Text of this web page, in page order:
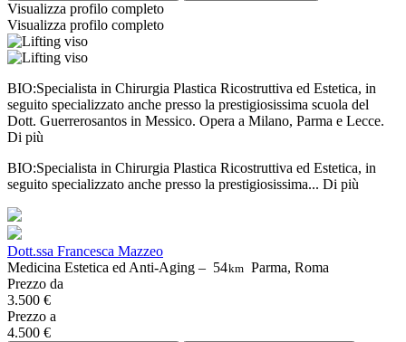
Visualizza profilo completo
Visualizza profilo completo
BIO:Specialista in Chirurgia Plastica Ricostruttiva ed Estetica, in
seguito specializzato anche presso la prestigiosissima scuola del
Dott. Guerrerosantos in Messico. Opera a Milano, Parma e Lecce.
Di più
BIO:Specialista in Chirurgia Plastica Ricostruttiva ed Estetica, in
seguito specializzato anche presso la prestigiosissima... Di più
Dott.ssa Francesca Mazzeo
Medicina Estetica ed Anti-Aging – 54km Parma, Roma
Prezzo da
3.500 €
Prezzo a
4.500 €